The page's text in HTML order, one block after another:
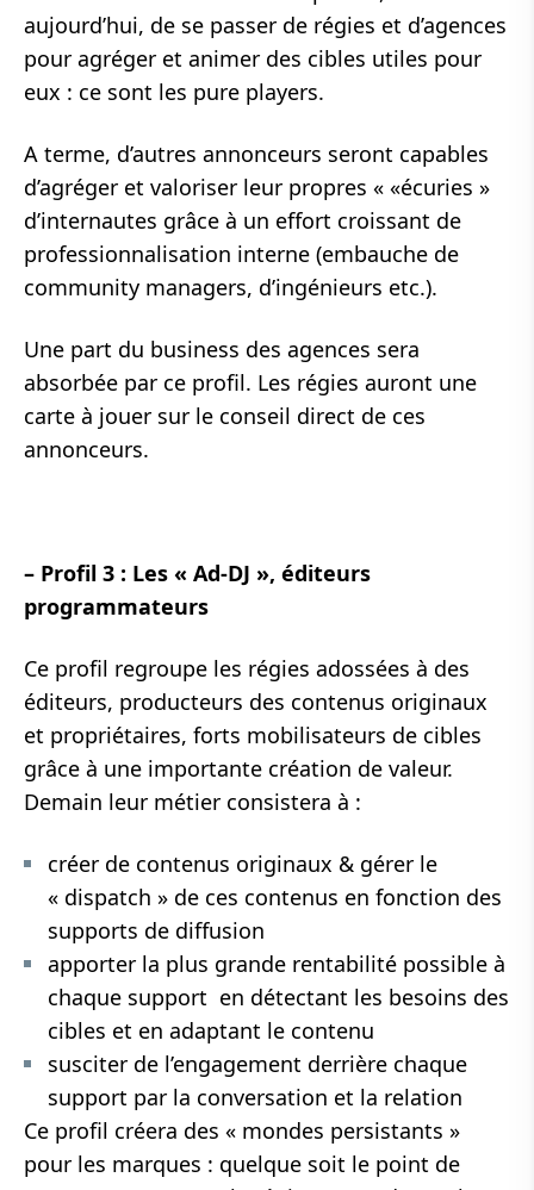
aujourd’hui, de se passer de régies et d’agences
pour agréger et animer des cibles utiles pour
eux : ce sont les pure players.
A terme, d’autres annonceurs seront capables
d’agréger et valoriser leur propres « «écuries »
d’internautes grâce à un effort croissant de
professionnalisation interne (embauche de
community managers, d’ingénieurs etc.).
Une part du business des agences sera
absorbée par ce profil. Les régies auront une
carte à jouer sur le conseil direct de ces
annonceurs.
– Profil 3 : Les « Ad-DJ », éditeurs
programmateurs
Ce profil regroupe les régies adossées à des
éditeurs, producteurs des contenus originaux
et propriétaires, forts mobilisateurs de cibles
grâce à une importante création de valeur.
Demain leur métier consistera à :
créer de contenus originaux & gérer le
« dispatch » de ces contenus en fonction des
supports de diffusion
apporter la plus grande rentabilité possible à
chaque support en détectant les besoins des
cibles et en adaptant le contenu
susciter de l’engagement derrière chaque
support par la conversation et la relation
Ce profil créera des « mondes persistants »
pour les marques : quelque soit le point de